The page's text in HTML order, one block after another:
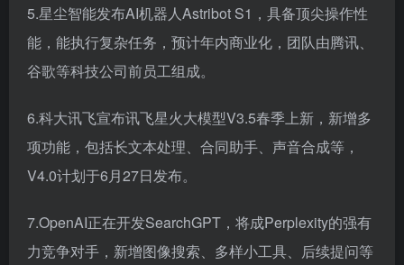
5.星尘智能发布AI机器人Astribot S1，具备顶尖操作性
能，能执行复杂任务，预计年内商业化，团队由腾讯、
谷歌等科技公司前员工组成。
6.科大讯飞宣布讯飞星火大模型V3.5春季上新，新增多
项功能，包括长文本处理、合同助手、声音合成等，
V4.0计划于6月27日发布。
7.OpenAI正在开发SearchGPT，将成Perplexity的强有
力竞争对手，新增图像搜索、多样小工具、后续提问等